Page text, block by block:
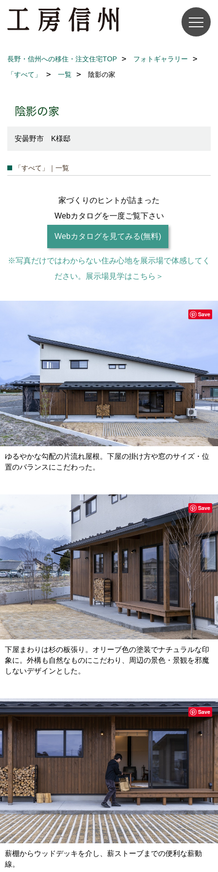
長野・信州への移住・注文住宅TOP
フォトギャラリー
「すべて」
一覧 陰影の家
陰影の家
安曇野市 K様邸
「すべて」｜一覧
家づくりのヒントが詰まった
Webカタログを一度ご覧下さい
Webカタログを見てみる(無料)
※写真だけではわからない住み心地を展示場で体感してく
ださい。展示場見学はこちら＞
ゆるやかな勾配の片流れ屋根。下屋の掛け方や窓のサイズ・位
置のバランスにこだわった。
Save
下屋まわりは杉の板張り。オリーブ色の塗装でナチュラルな印
象に。外構も自然なものにこだわり、周辺の景色・景観を邪魔
しないデザインとした。
Save
薪棚からウッドデッキを介し、薪ストーブまでの便利な薪動
線。
Save